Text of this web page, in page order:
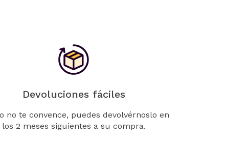
Devoluciones fáciles
no te convence, puedes devolvérnoslo en
los 2 meses siguientes a su compra.